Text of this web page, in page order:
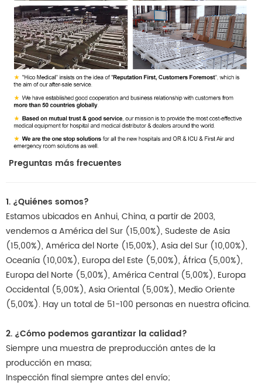
Preguntas más frecuentes
1. ¿Quiénes somos?
Estamos ubicados en Anhui, China, a partir de 2003,
vendemos a América del Sur (15,00%), Sudeste de Asia
(15,00%), América del Norte (15,00%), Asia del Sur (10,00%),
Oceanía (10,00%), Europa del Este (5,00%), África (5,00%),
Europa del Norte (5,00%), América Central (5,00%), Europa
Occidental (5,00%), Asia Oriental (5,00%), Medio Oriente
(5,00%). Hay un total de 51-100 personas en nuestra oficina.
2. ¿Cómo podemos garantizar la calidad?
Siempre una muestra de preproducción antes de la
producción en masa;
Inspección final siempre antes del envío;